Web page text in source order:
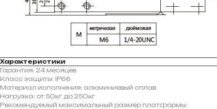
Характеристики
Гарантия: 24 месяцев
Класс защиты: IP66
Материал исполнения: алюминиевый сплав
Нагрузка: от 50кг до 250кг
Рекомендуемый максимальный размер платформы: